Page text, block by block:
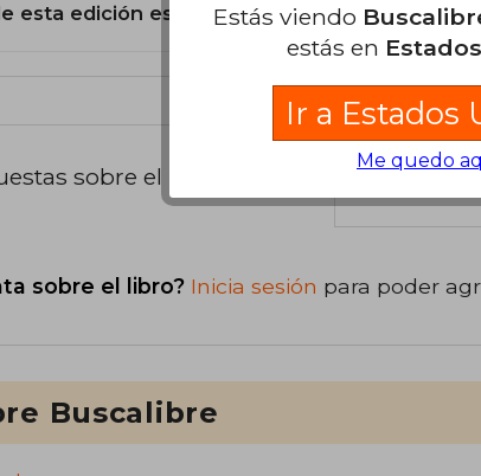
esta edición es Tapa Dura.
sobre el libro
sobre el libro? Inicia sesión para poder
Buscalibre
Estás viendo
estás en
Ir a Estados
Me quedo